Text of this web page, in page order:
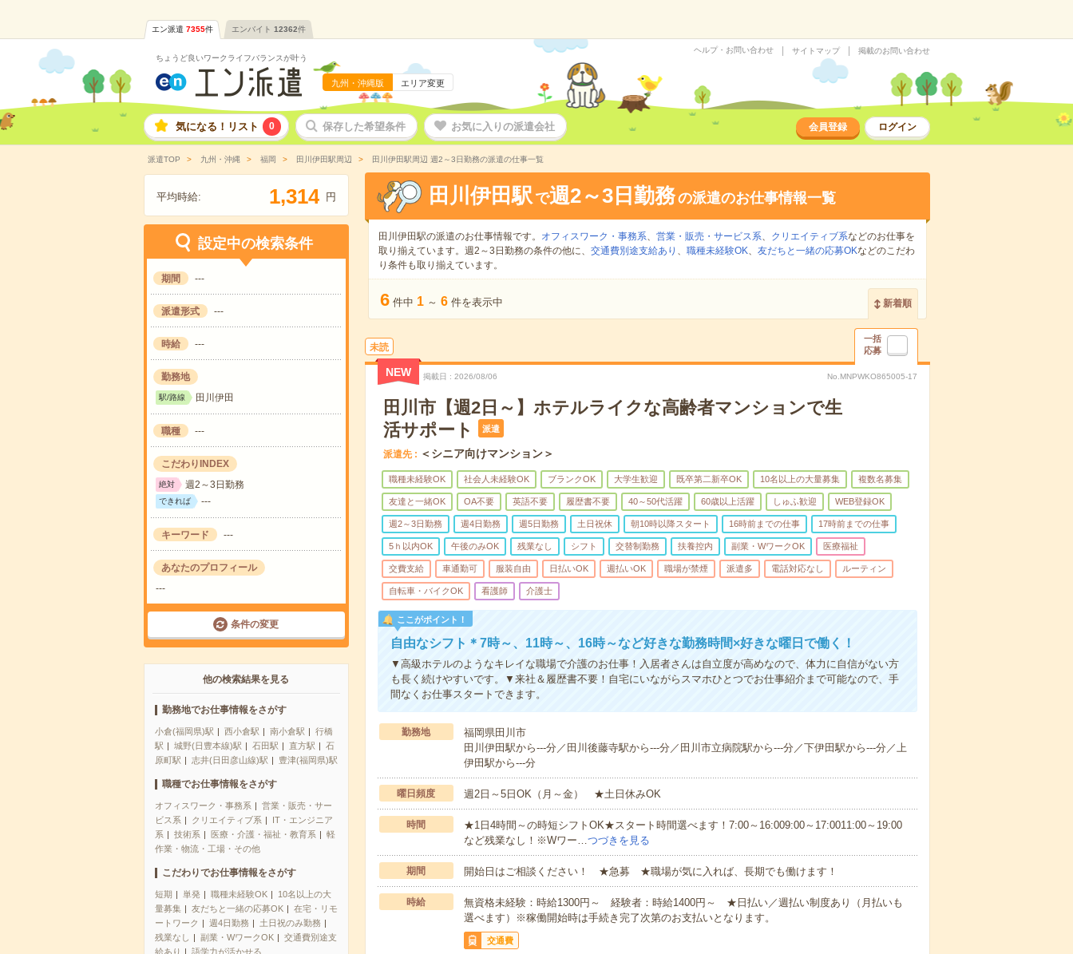
エン派遣 7355件 エンバイト 12362件
ちょうど良いワークライフバランスが叶う
九州・沖縄版 エリア変更
ヘルプ・お問い合わせ サイトマップ 掲載のお問い合わせ
気になる！リスト 0 保存した希望条件 お気に入りの派遣会社 会員登録 ログイン
派遣TOP 九州・沖縄 福岡 田川伊田駅周辺 田川伊田駅周辺 週2～3日勤務の派遣の仕事一覧
平均時給: 1,314 円
設定中の検索条件
期間 ---
派遣形式 ---
時給 ---
勤務地
駅/路線 田川伊田
職種 ---
こだわりINDEX
絶対 週2～3日勤務
できれば ---
キーワード ---
あなたのプロフィール
---
条件の変更
他の検索結果を見る
勤務地でお仕事情報をさがす
小倉(福岡県)駅 西小倉駅 南小倉駅
行橋
駅
城野(日豊本線)駅 石田駅 直方駅
石
原町駅
志井(日田彦山線)駅 豊津(福岡県)駅
職種でお仕事情報をさがす
オフィスワーク・事務系
営業・販売・サー
ビス系
クリエイティブ系
IT・エンジニア
系
技術系 医療・介護・福祉・教育系
軽
作業・物流・工場・その他
こだわりでお仕事情報をさがす
短期 単発 職種未経験OK
10名以上の大
量募集
友だちと一緒の応募OK
在宅・リモ
ートワーク
週4日勤務
土日祝のみ勤務
残業なし
副業・WワークOK
交通費別途支
給あり
語学力が活かせる
田川伊田駅 で週2～3日勤務の派遣のお仕事情報一覧
田川伊田駅の派遣のお仕事情報です。 オフィスワーク・事務系、 営業・販売・サービス系、 クリエイティブ系などのお仕事を
取り揃えています。週2～3日勤務の条件の他に、 交通費別途支給あり 、 職種未経験OK、 友だちと一緒の応募OKなどのこだわ
り条件も取り揃えています。
6 件中 1 ～ 6 件を表示中 新着順
未読
一括
応募
NEW 掲載日 2026/08/06 No.MNPWKO865005-17
田川市【週2日～】ホテルライクな高齢者マンションで生
活サポート
派遣
派遣先 ＜シニア向けマンション＞
職種未経験OK 社会人未経験OK ブランクOK 大学生歓迎 既卒第二新卒OK 10名以上の大量募集 複数名募集
友達と一緒OK OA不要 英語不要 履歴書不要 40～50代活躍 60歳以上活躍 しゅふ歓迎 WEB登録OK
週2～3日勤務 週4日勤務 週5日勤務 土日祝休 朝10時以降スタート 16時前までの仕事 17時前までの仕事
5ｈ以内OK 午後のみOK 残業なし シフト 交替制勤務 扶養控内 副業・WワークOK 医療福祉
交費支給 車通勤可 服装自由 日払いOK 週払いOK 職場が禁煙 派遣多 電話対応なし ルーティン
自転車・バイクOK 看護師 介護士
ここがポイント！
自由なシフト＊7時～、11時～、16時～など好きな勤務時間×好きな曜日で働く！
▼高級ホテルのようなキレイな職場で介護のお仕事！入居者さんは自立度が高めなので、体力に自信がない方
も長く続けやすいです。▼来社＆履歴書不要！自宅にいながらスマホひとつでお仕事紹介まで可能なので、手
間なくお仕事スタートできます。
勤務地
福岡県田川市
田川伊田駅から---分／田川後藤寺駅から---分／田川市立病院駅から---分／下伊田駅から---分／上
伊田駅から---分
曜日頻度 週2日～5日OK（月～金） ★土日休みOK
時間
★1日4時間～の時短シフトOK★スタート時間選べます！7:00～16:009:00～17:0011:00～19:00
など残業なし！※Wワー…つづきを見る
期間 開始日はご相談ください！ ★急募 ★職場が気に入れば、長期でも働けます！
時給
無資格未経験：時給1300円～ 経験者：時給1400円～ ★日払い／週払い制度あり（月払いも
選べます）※稼働開始時は手続き完了次第のお支払いとなります。
交通費